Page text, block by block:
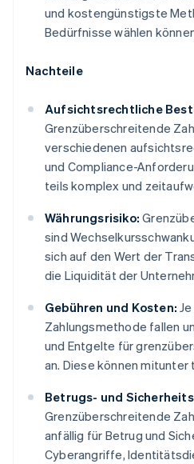
und kostengünstigste
Bedürfnisse wählen
Nachteile
Aufsichtsrechtliche
Grenzüberschreitende
verschiedenen
und Compliance-
teils komplex und
Währungsrisiko:
sind
sich auf den Wert der
die Liquidität der
Gebühren und Kosten:
Zahlungsmethode fallen
und Entgelte für
an. Diese können mitunter
Betrugs- und
Grenzüberschreitende
anfällig für Betrug und
Cyberangriffe,